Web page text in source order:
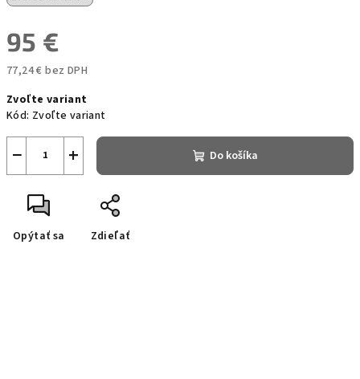
95 €
77,24 € bez DPH
cena:
Zvoľte variant
Kód: Zvoľte variant
+
− Do košíka
Opýtať sa Zdieľať